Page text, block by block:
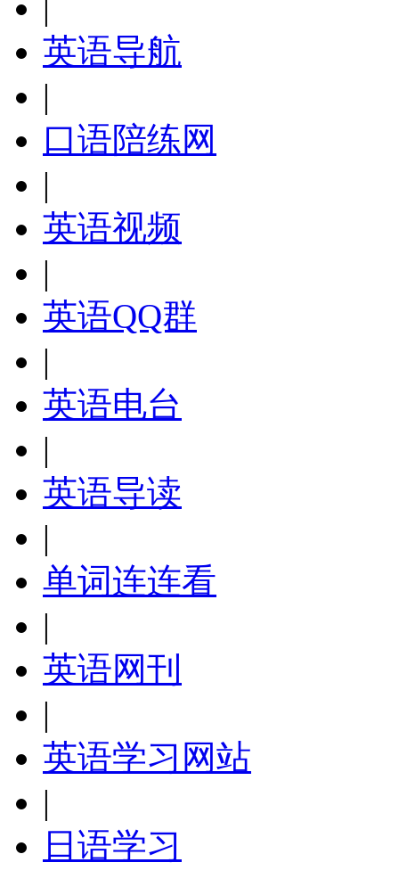
英语导航
|
口语陪练网
|
英语视频
|
英语QQ群
|
英语电台
|
英语导读
|
单词连连看
|
英语网刊
|
英语学习网站
|
日语学习